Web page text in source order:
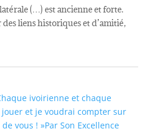
(…) est ancienne et forte.
des liens historiques et d’amitié,